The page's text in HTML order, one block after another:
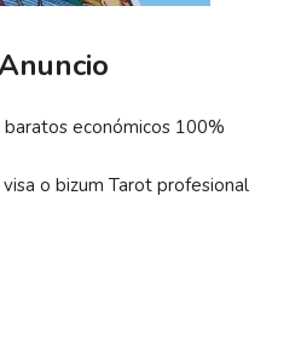
económicos 100%
o bizum Tarot profesional